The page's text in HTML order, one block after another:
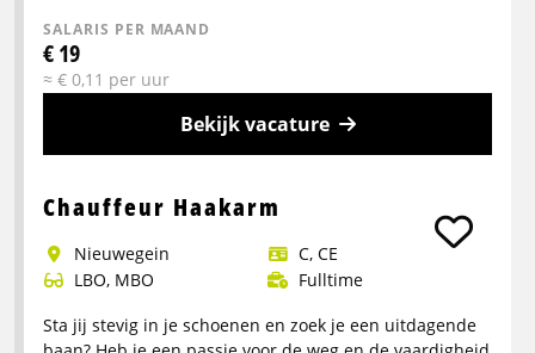
SALARIS PER MAAND
€ 19
≈ € 0,11 per uur
Bekijk vacature
info
Vrachtwagenchauffeur
CE
Chauffeur Haakarm
Nieuwegein
C, CE
LBO, MBO
Fulltime
Sta jij stevig in je schoenen en zoek je een uitdagende